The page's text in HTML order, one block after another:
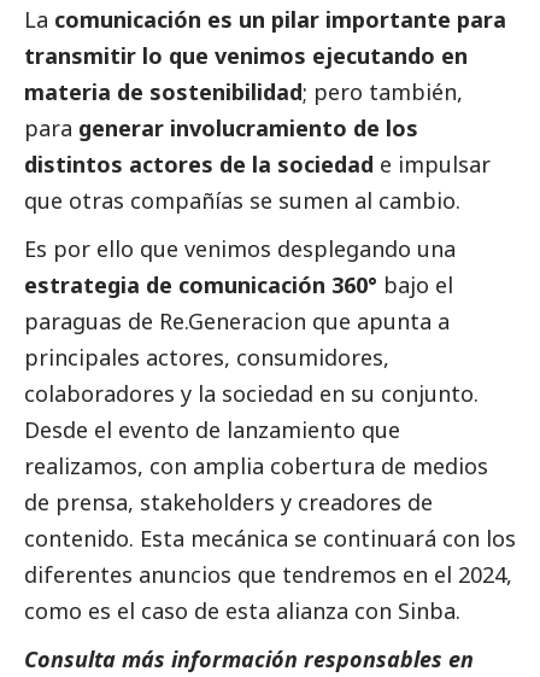
La comunicación es un pilar importante para
transmitir lo que venimos ejecutando en
materia de sostenibilidad; pero también,
para generar involucramiento de los
distintos actores de la sociedad e impulsar
que otras compañías se sumen al cambio.
Es por ello que venimos desplegando una
estrategia de comunicación 360° bajo el
paraguas de Re.Generacion que apunta a
principales actores, consumidores,
colaboradores y la sociedad en su conjunto.
Desde el evento de lanzamiento que
realizamos, con amplia cobertura de medios
de prensa, stakeholders y creadores de
contenido. Esta mecánica se continuará con los
diferentes anuncios que tendremos en el 2024,
como es el caso de esta alianza con Sinba.
Consulta más información responsables en